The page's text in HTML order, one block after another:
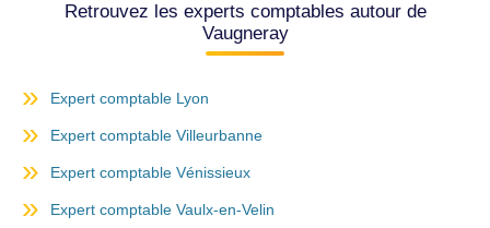
Retrouvez les experts comptables autour de
Vaugneray
Expert comptable Lyon
Expert comptable Villeurbanne
Expert comptable Vénissieux
Expert comptable Vaulx-en-Velin